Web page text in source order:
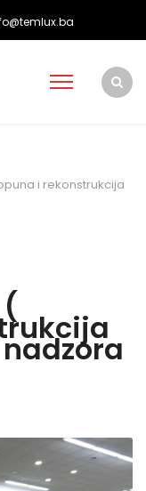
i rekonstrukcija